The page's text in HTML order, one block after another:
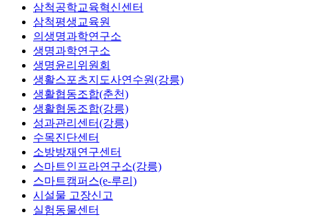
삼척공학교육혁신센터
삼척평생교육원
의생명과학연구소
생명과학연구소
생명윤리위원회
생활스포츠지도사연수원(강릉)
생활협동조합(춘천)
생활협동조합(강릉)
성과관리센터(강릉)
수목진단센터
소방방재연구센터
스마트인프라연구소(강릉)
스마트캠퍼스(e-루리)
시설물 고장신고
실험동물센터